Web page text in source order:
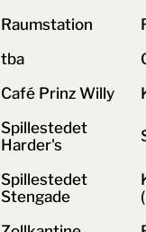
Raumstation
tba
Café Prinz Willy
Spillestedet
Harder's
Spillestedet
Stengade